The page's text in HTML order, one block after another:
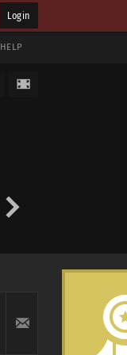
Login
HELP